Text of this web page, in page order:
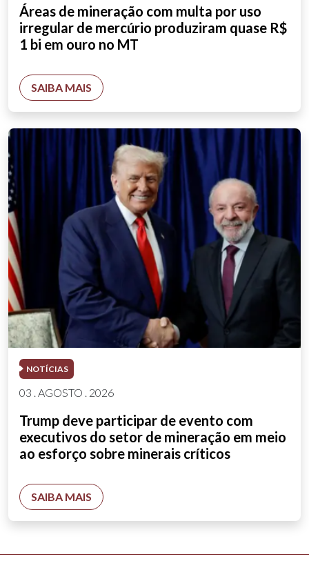
Áreas de mineração com multa por uso
irregular de mercúrio produziram quase R$
1 bi em ouro no MT
SAIBA MAIS
NOTÍCIAS
03 . AGOSTO . 2026
Trump deve participar de evento com
executivos do setor de mineração em meio
ao esforço sobre minerais críticos
SAIBA MAIS